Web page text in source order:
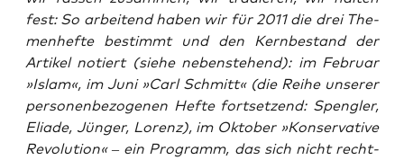
fest: So arbei­tend haben wir für 2011 die drei The­
men­hef­te bestimmt und den Kern­be­stand der
Arti­kel notiert (sie­he neben­ste­hend): im Febru­ar
»Islam«, im Juni »Carl Schmitt« (die Rei­he unse­rer
per­so­nen­be­zo­ge­nen Hef­te fort­set­zend: Speng­ler,
Elia­de, Jün­ger, Lorenz), im Okto­ber »Kon­ser­va­ti­ve
Revo­lu­ti­on« – ein Pro­gramm, das sich nicht recht­